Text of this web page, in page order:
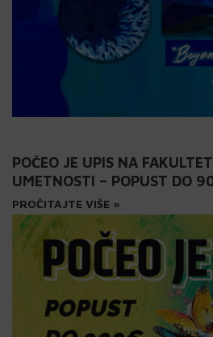
POČEO JE UPIS NA
UMETNOSTI – POPUST DO
PRIPREMA ZA PRIJEMNI!
PROČITAJTE VIŠE »